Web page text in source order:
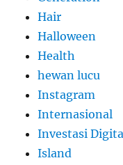
Hair
Halloween
Health
hewan lucu
Instagram
Internasional
Investasi
Island